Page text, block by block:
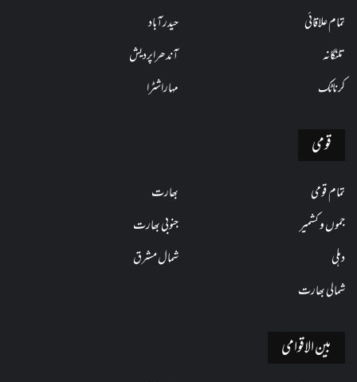
تمام علاقائی
حیدرآباد
تلنگانہ
آندھراپردیش
کرناٹک
مہاراشٹرا
قومی
تمام قومی
بھارت
جموں و کشمیر
جنوبی بھارت
دہلی
شمال مشرق
شمالی بھارت
بین الاقوامی